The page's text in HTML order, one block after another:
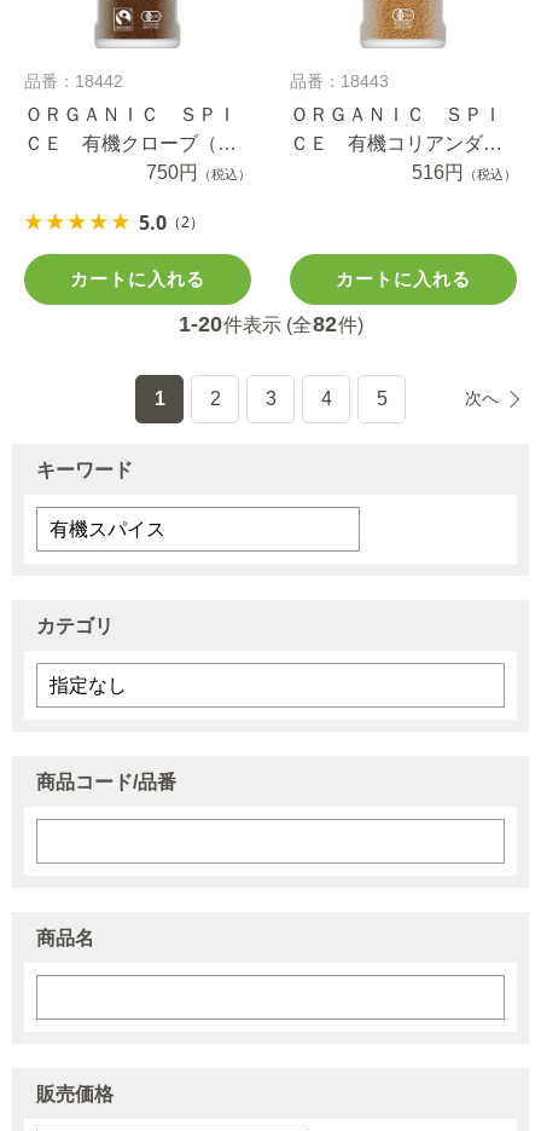
品番：18442
ＯＲＧＡＮＩＣ ＳＰＩ
ＣＥ 有機クローブ（パ
ウダー） １９ｇ
750円 （税込）
5.0 （2）
カートに入れる
品番：18443
ＯＲＧＡＮＩＣ ＳＰＩ
ＣＥ 有機コリアンダー
（パウダー） １４ｇ
516円 （税込）
カートに入れる
1-20件表示 (全82件)
1 2 3 4 5 次へ
キーワード
カテゴリ
商品コード/品番
商品名
販売価格